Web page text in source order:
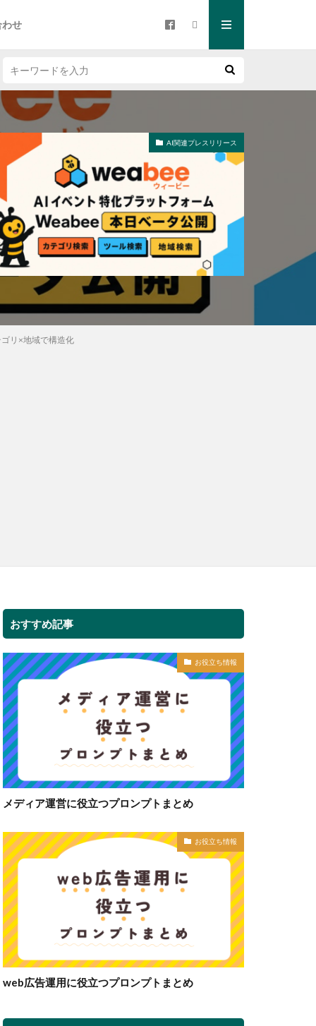
せ
AI関連プレスリリース
リ×地域で構造化
おすすめ記事
お役立ち情報
メディア運営に役立つプロンプトまとめ
お役立ち情報
web広告運用に役立つプロンプトまとめ